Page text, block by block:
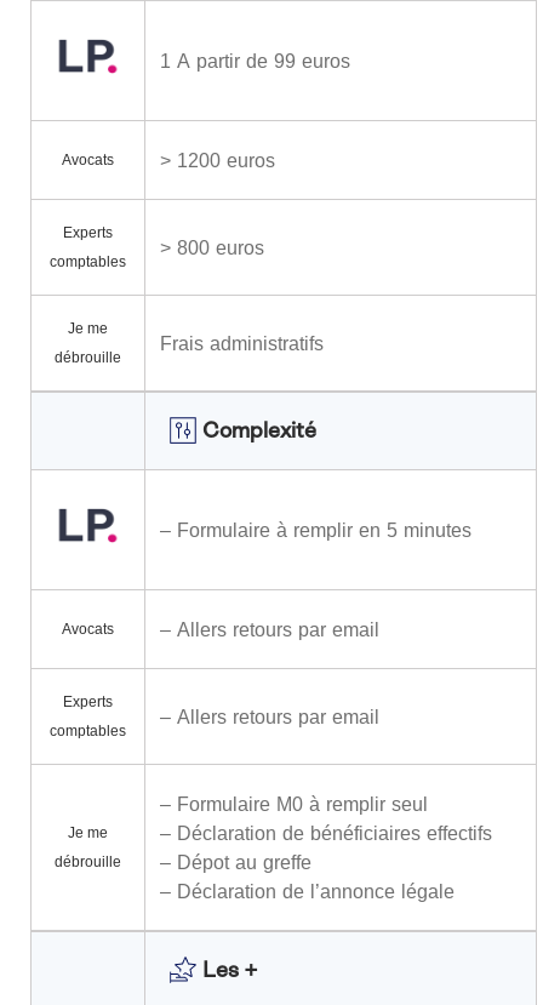
1 A partir de 99 euros
Avocats > 1200 euros
Experts
comptables
> 800 euros
Je me
débrouille
Frais administratifs
Complexité
– Formulaire à remplir en 5 minutes
Avocats – Allers retours par email
Experts
comptables
– Allers retours par email
Je me
débrouille
– Formulaire M0 à remplir seul
– Déclaration de bénéficiaires effectifs
– Dépot au greffe
– Déclaration de l’annonce légale
Les +